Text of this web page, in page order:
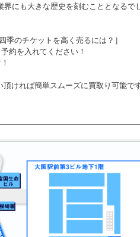
にも大きな歴史を刻むこととなるで
季のチケットを高く売るには？］
約を入れてください！
ければ簡単スムーズに買取り可能で